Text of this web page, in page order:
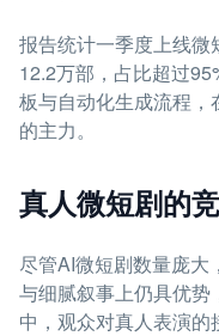
报告统计一季度上线
12.2万部，占比超过
板与自动化生成流程
的主力。
真人微短剧的
尽管AI微短剧数量庞
与细腻叙事上仍具优势
中，观众对真人表演的